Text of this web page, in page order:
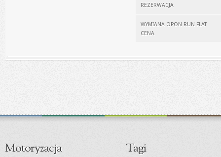
REZERWACJA
WYMIANA OPON RUN FLAT
CENA
Motoryzacja Tagi